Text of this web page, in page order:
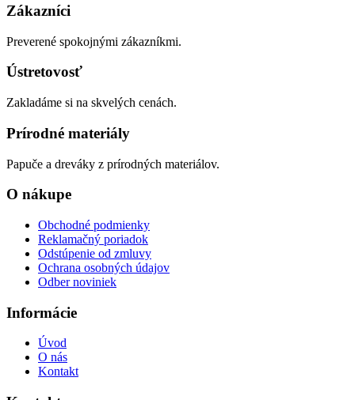
Zákazníci
Preverené spokojnými zákazníkmi.
Ústretovosť
Zakladáme si na skvelých cenách.
Prírodné materiály
Papuče a dreváky z prírodných materiálov.
O nákupe
Obchodné podmienky
Reklamačný poriadok
Odstúpenie od zmluvy
Ochrana osobných údajov
Odber noviniek
Informácie
Úvod
O nás
Kontakt